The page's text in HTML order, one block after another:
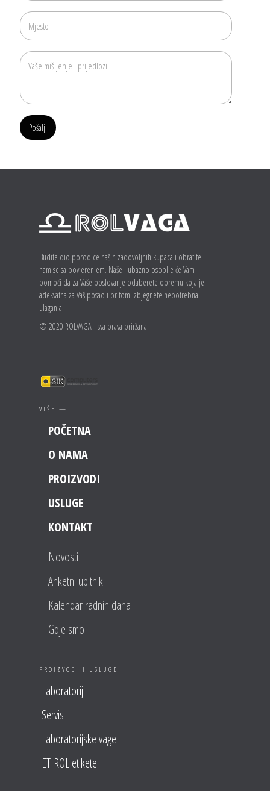
Pošalji
Budite dio porodice naših zadovoljnih kupaca i obratite
nam se sa povjerenjem. Naše ljubazno osoblje će Vam
pomoći da za Vaše poslovanje odaberete opremu koja je
adekvatna za Vaš posao i pritom izbjegnete nepotrebna
ulaganja.
© 2020 ROLVAGA - sva prava priržana
VIŠE —
POČETNA
O NAMA
PROIZVODI
USLUGE
KONTAKT
Novosti
Anketni upitnik
Kalendar radnih dana
Gdje smo
PROIZVODI I USLUGE
Laboratorij
Servis
Laboratorijske vage
ETIROL etikete